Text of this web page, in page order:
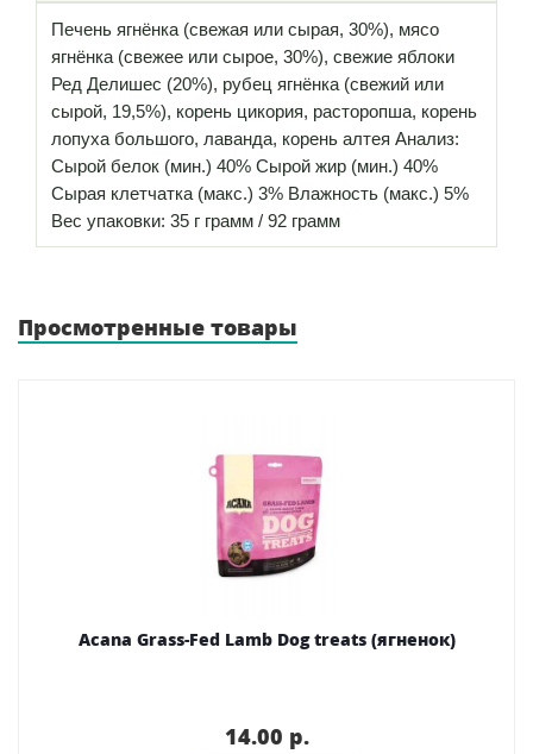
Печень ягнёнка (свежая или сырая, 30%), мясо
ягнёнка (свежее или сырое, 30%), свежие яблоки
Ред Делишес (20%), рубец ягнёнка (свежий или
сырой, 19,5%), корень цикория, расторопша, корень
лопуха большого, лаванда, корень алтея Анализ:
Сырой белок (мин.) 40% Сырой жир (мин.) 40%
Сырая клетчатка (макс.) 3% Влажность (макс.) 5%
Вес упаковки: 35 г грамм / 92 грамм
Просмотренные товары
Acana Grass-Fed Lamb Dog treats (ягненок)
14.00 p.